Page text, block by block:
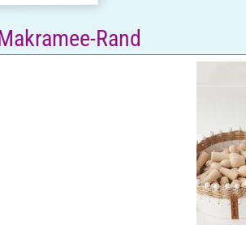
Rand